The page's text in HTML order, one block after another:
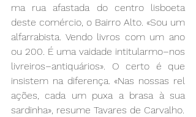
ma rua afas­ta­da do cen­tro lis­boe­ta
des­te co­mér­cio, o Bair­ro Al­to. «Sou um
al­far­ra­bis­ta. Ven­do li­vros com um ano
ou 200. É uma vai­da­de in­ti­tu­lar­mo­–nos
li­vrei­ros­–an­ti­quá­rios». O cer­to é que
in­sis­tem na di­fe­ren­ça. «Nas nos­sas re­l
a­ções, ca­da um pu­xa a bra­sa à sua
sar­di­nha», re­su­me Ta­va­res de Car­va­lho.